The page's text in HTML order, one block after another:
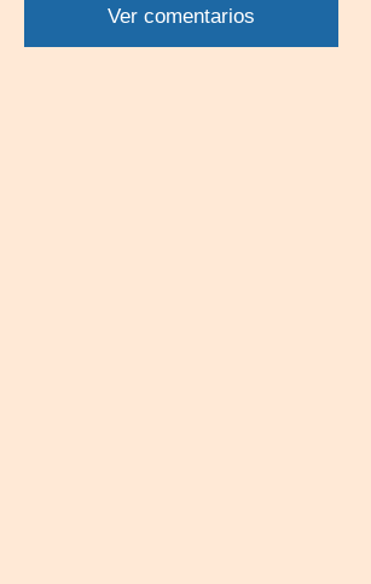
WhatsApp
TwitterFacebookLinkedin
Ver comentarios